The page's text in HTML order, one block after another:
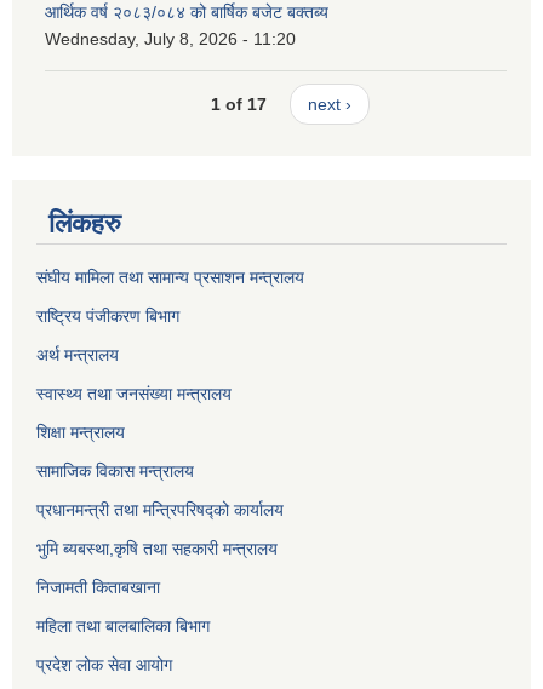
आर्थिक वर्ष २०८३/०८४ को बार्षिक बजेट बक्तब्य
Wednesday, July 8, 2026 - 11:20
1 of 17 next ›
लिंकहरु
संघीय मामिला तथा सामान्य प्रसाशन मन्त्रालय
राष्ट्रिय पंजीकरण बिभाग
अर्थ मन्त्रालय
स्वास्थ्य तथा जनसंख्या मन्त्रालय
शिक्षा मन्त्रालय
सामाजिक विकास मन्त्रालय
प्रधानमन्त्री तथा मन्त्रिपरिषद्को कार्यालय
भुमि ब्यबस्था,कृषि तथा सहकारी मन्त्रालय
निजामती किताबखाना
महिला तथा बालबालिका बिभाग
प्रदेश लोक सेवा आयोग